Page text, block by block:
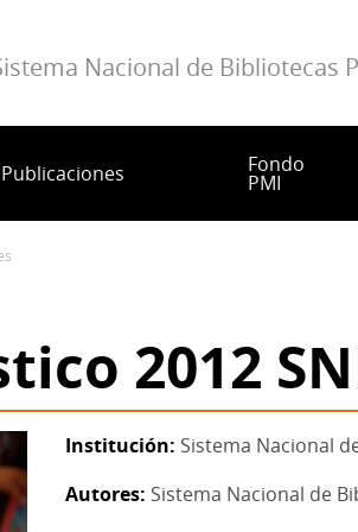
Nacional de Bibliotecas
Publicaciones Fondo
PMI
2012
Institución Sistema Nacional
Autores Sistema Nacional de